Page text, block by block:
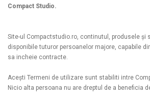
Compact Studio.
Site-ul Compactstudio.ro, continutul, produsele și
disponibile tuturor persoanelor majore, capabile
sa incheie contracte.
Acești Termeni de utilizare sunt stabiliti intre
Nicio alta persoana nu are dreptul de a beneficia